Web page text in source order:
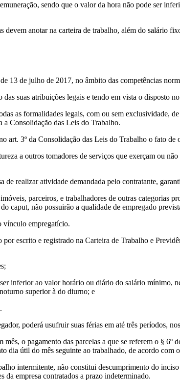
sendo que o valor da hora não pode ser
anotar na carteira de trabalho, além do salário
13 de julho de 2017, no âmbito das competências
atribuições legais e tendo em vista o disposto
as formalidades legais, com ou sem exclusividade,
a Consolidação das Leis do Trabalho.
art. 3º da Consolidação das Leis do Trabalho o fato
a outros tomadores de serviços que exerçam ou
de realizar atividade demandada pelo contratante,
parceiros, e trabalhadores de outras categorias
caput, não possuirão a qualidade de empregado
vínculo empregatício.
escrito e registrado na Carteira de Trabalho e
inferior ao valor horário ou diário do salário mínimo,
superior à do diurno; e
poderá usufruir suas férias em até três períodos,
o pagamento das parcelas a que se referem o §
dia útil do mês seguinte ao trabalhado, de acordo com
intermitente, não constitui descumprimento do
da empresa contratados a prazo indeterminado.